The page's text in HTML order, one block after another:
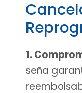
1.
seña